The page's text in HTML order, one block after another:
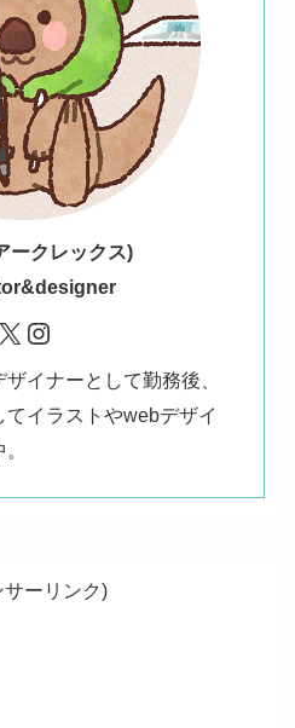
ークレックス)
X Instagram
イナーとして勤務後、
イラストやwebデザイ
サーリンク)